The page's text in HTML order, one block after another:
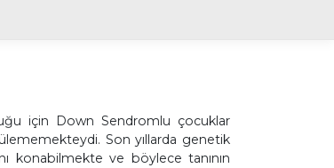
için Down Sendromlu çocuklar
Son yıllarda genetik
ve böylece tanının